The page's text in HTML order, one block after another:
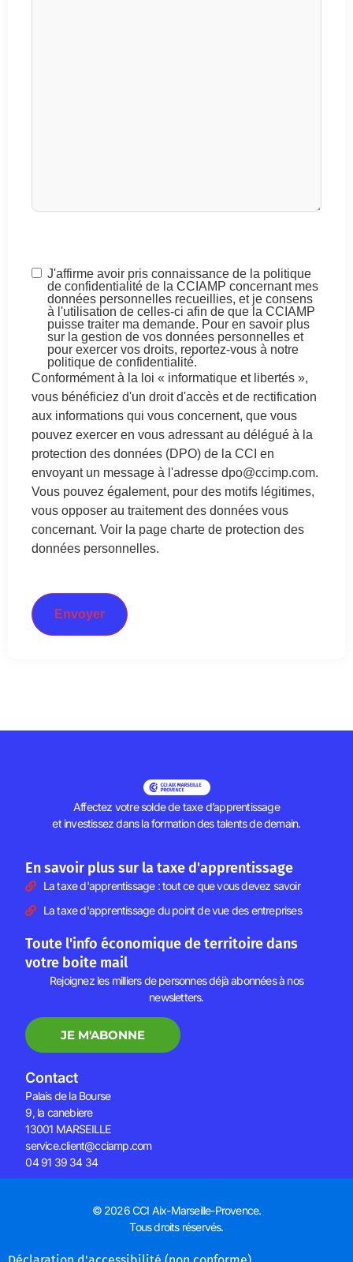
J'affirme avoir pris connaissance de la politique
de confidentialité de la CCIAMP concernant mes
données personnelles recueillies, et je consens
à l'utilisation de celles-ci afin de que la CCIAMP
puisse traiter ma demande. Pour en savoir plus
sur la gestion de vos données personnelles et
pour exercer vos droits, reportez-vous à notre
politique de confidentialité.
Conformément à la loi « informatique et libertés »,
vous bénéficiez d'un droit d'accès et de rectification
aux informations qui vous concernent, que vous
pouvez exercer en vous adressant au délégué à la
protection des données (DPO) de la CCI en
envoyant un message à l'adresse dpo@ccimp.com.
Vous pouvez également, pour des motifs légitimes,
vous opposer au traitement des données vous
concernant. Voir la page charte de protection des
données personnelles.
Envoyer
Affectez votre solde de taxe d’apprentissage
et investissez dans la formation des talents de demain.
En savoir plus sur la taxe d'apprentissage
La taxe d'apprentissage : tout ce que vous devez savoir
La taxe d'apprentissage du point de vue des entreprises
Toute l'info économique de territoire dans
votre boite mail
Rejoignez les milliers de personnes déjà abonnées à nos
newsletters.
JE M'ABONNE
Contact
Palais de la Bourse
9, la canebiere
13001 MARSEILLE
service.client@cciamp.com
04 91 39 34 34
© 2026 CCI Aix-Marseille-Provence.
Tous droits réservés.